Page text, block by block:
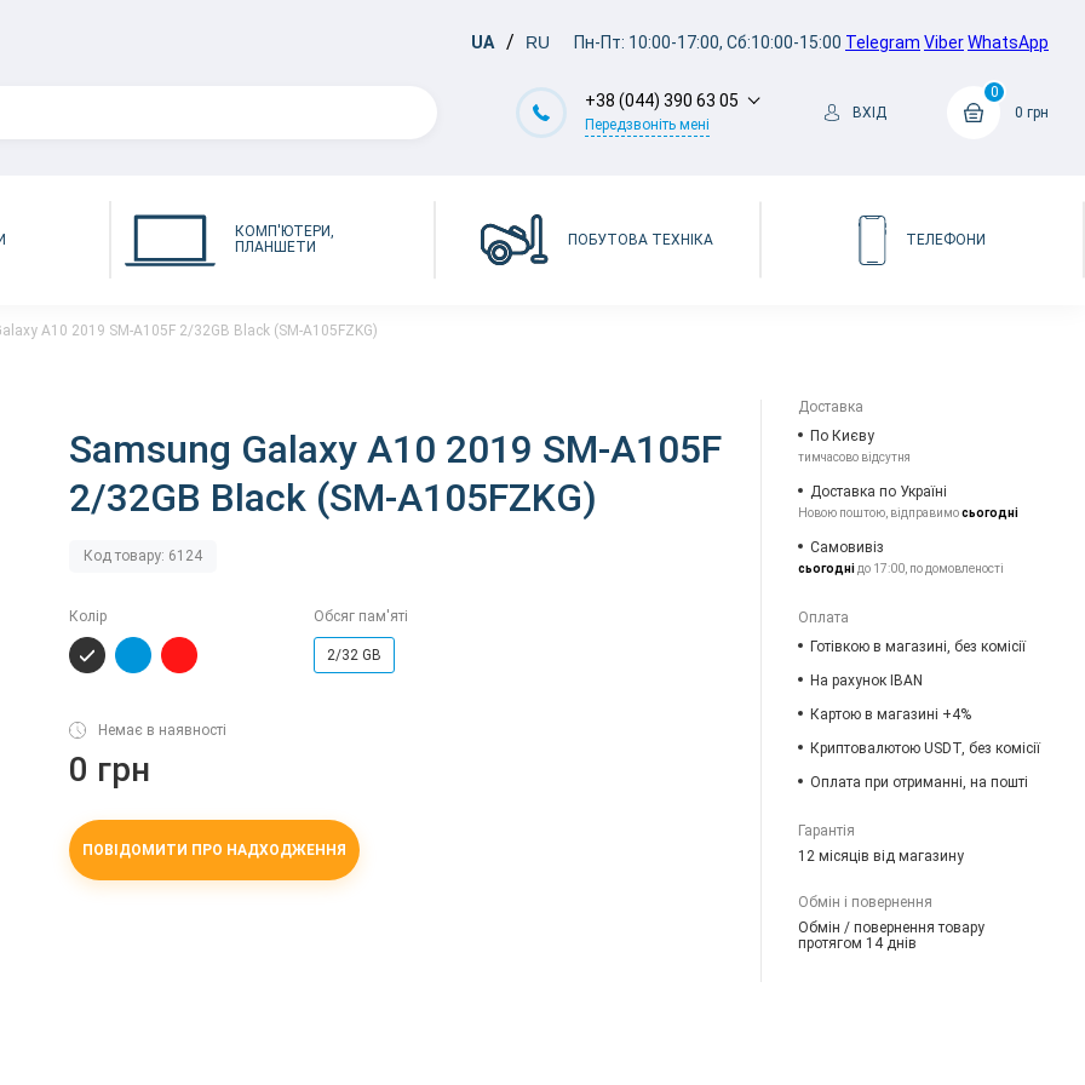
UA RU Пн-Пт: 10:00-17:00, Сб:10:00-15:00 Telegram ViberWhatsApp
+38 (044) 390 63 05
Передзвоніть мені
ВХІД
0
0 грн
КОМП'ЮТЕРИ,
ПЛАНШЕТИ
ПОБУТОВА ТЕХНІКА ТЕЛЕФОНИ
A10 2019 SM-A105F 2/32GB Black (SM-A105FZKG)
Samsung Galaxy A10 2019 SM-A105F
2/32GB Black (SM-A105FZKG)
Код товару: 6124
Колір Обсяг пам'яті
2/32 GB
Немає в наявності
0 грн
ПОВІДОМИТИ ПРО НАДХОДЖЕННЯ
Доставка
По Києву
тимчасово відсутня
Доставка по Україні
Новою поштою, відправимосьогодні
Самовивіз
сьогоднідо 17:00, по домовленості
Оплата
Готівкою в магазині, без комісії
На рахунок IBAN
Картою в магазині +4%
Криптовалютою USDT, без комісії
Оплата при отриманні, на пошті
Гарантія
12 місяців від магазину
Обмін і повернення
Обмін / повернення товару
протягом 14 днів